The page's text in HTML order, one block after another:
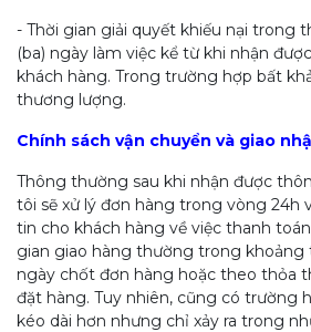
- Thời gian giải quyết khiếu nại trong
(ba) ngày làm việc kể từ khi nhận
khách hàng. Trong trường hợp bất
thương lượng.
Chính sách vận chuyển và giao
Thông thường sau khi nhận được
tôi sẽ xử lý đơn hàng trong vòng 24h
tin cho khách hàng về việc thanh
gian giao hàng thường trong khoảng
ngày chốt đơn hàng hoặc theo thỏa
đặt hàng. Tuy nhiên, cũng có trường
kéo dài hơn nhưng chỉ xảy ra trong